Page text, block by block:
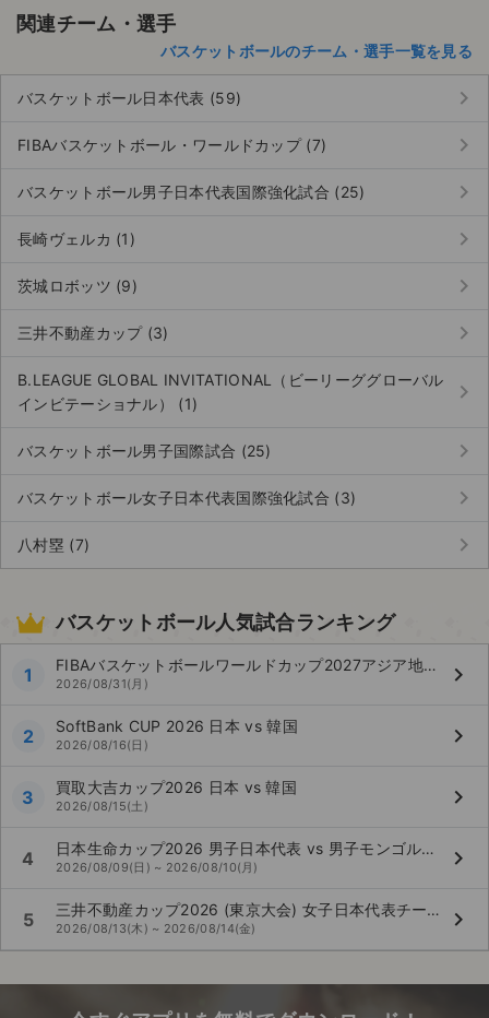
関連チーム・選手
バスケットボールのチーム・選手一覧を見る
バスケットボール日本代表 (59) keyboard_arrow_right
FIBAバスケットボール・ワールドカップ (7) keyboard_arrow_right
バスケットボール男子日本代表国際強化試合 (25) keyboard_arrow_right
長崎ヴェルカ (1) keyboard_arrow_right
茨城ロボッツ (9) keyboard_arrow_right
三井不動産カップ (3) keyboard_arrow_right
B.LEAGUE GLOBAL INVITATIONAL（ビーリーググローバル
インビテーショナル） (1)
keyboard_arrow_right
バスケットボール男子国際試合 (25) keyboard_arrow_right
バスケットボール女子日本代表国際強化試合 (3) keyboard_arrow_right
八村塁 (7) keyboard_arrow_right
バスケットボール人気試合ランキング
1 FIBAバスケットボールワールドカップ2027アジア地区予選 Window4
2026/08/31(月) keyboard_arrow_right
2 SoftBank CUP 2026 日本 vs 韓国
2026/08/16(日) keyboard_arrow_right
3 買取大吉カップ2026 日本 vs 韓国
2026/08/15(土) keyboard_arrow_right
4 日本生命カップ2026 男子日本代表 vs 男子モンゴル代表
2026/08/09(日) ~ 2026/08/10(月) keyboard_arrow_right
5 三井不動産カップ2026 (東京大会) 女子日本代表チーム vs 女子韓国代表チーム
2026/08/13(木) ~ 2026/08/14(金) keyboard_arrow_right